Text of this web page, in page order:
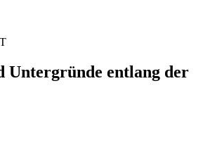
Untergründe entlang der